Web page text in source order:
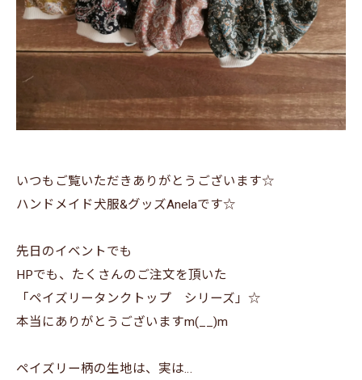
いつもご覧いただきありがとうございます☆
ハンドメイド犬服&グッズAnelaです☆
先日のイベントでも
HPでも、たくさんのご注文を頂いた
「ペイズリータンクトップ シリーズ」☆
本当にありがとうございますm(__)m
ペイズリー柄の生地は、実は…